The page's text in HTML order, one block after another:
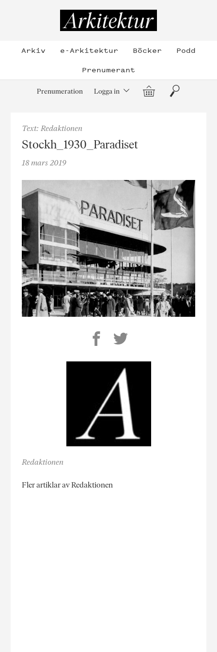
Arkiv e-Arkitektur Böcker
Podd
Prenumerant
Prenumeration Logga in Varukorg
Sök
Text: Redaktionen
Stockh_1930_Paradiset
18 mars 2019
Redaktionen
Fler artiklar av Redaktionen